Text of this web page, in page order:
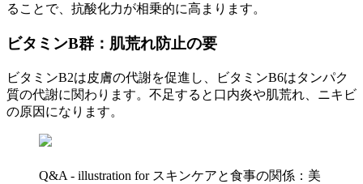
ることで、抗酸化力が相乗的に高まります。
ビタミンB群：肌荒れ防止の要
ビタミンB2は皮膚の代謝を促進し、ビタミンB6はタンパク
質の代謝に関わります。不足すると口内炎や肌荒れ、ニキビ
の原因になります。
Q&A - illustration for スキンケアと食事の関係：美